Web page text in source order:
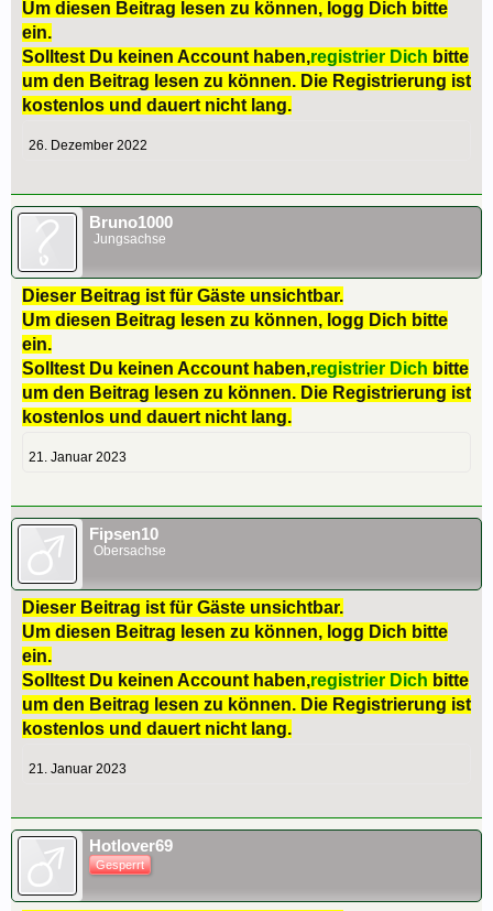
Um diesen Beitrag lesen zu können, logg Dich bitte
ein.
Solltest Du keinen Account haben,registrier Dich bitte
um den Beitrag lesen zu können. Die Registrierung ist
kostenlos und dauert nicht lang.
26. Dezember 2022
Bruno1000
Jungsachse
Dieser Beitrag ist für Gäste unsichtbar.
Um diesen Beitrag lesen zu können, logg Dich bitte
ein.
Solltest Du keinen Account haben,registrier Dich bitte
um den Beitrag lesen zu können. Die Registrierung ist
kostenlos und dauert nicht lang.
21. Januar 2023
Fipsen10
Obersachse
Dieser Beitrag ist für Gäste unsichtbar.
Um diesen Beitrag lesen zu können, logg Dich bitte
ein.
Solltest Du keinen Account haben,registrier Dich bitte
um den Beitrag lesen zu können. Die Registrierung ist
kostenlos und dauert nicht lang.
21. Januar 2023
Hotlover69
Gesperrt